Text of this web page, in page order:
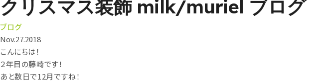
クリスマス装飾 milk/muriel ブログ
ブログ
Nov.27.2018
こんにちは！
２年目の藤崎です！
あと数日で12月ですね！